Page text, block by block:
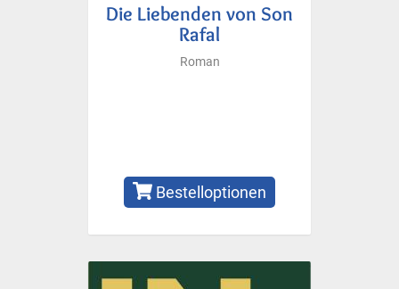
Die Liebenden von Son
Rafal
Roman
Bestelloptionen